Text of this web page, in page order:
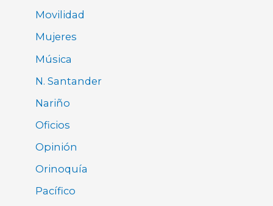
Movilidad
Mujeres
Música
N. Santander
Nariño
Oficios
Opinión
Orinoquía
Pacífico